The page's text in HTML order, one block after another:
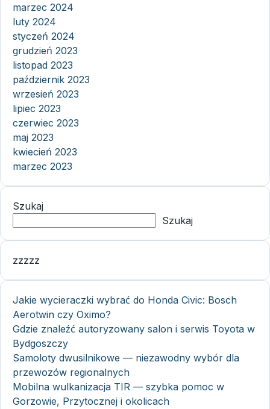
marzec 2024
luty 2024
styczeń 2024
grudzień 2023
listopad 2023
październik 2023
wrzesień 2023
lipiec 2023
czerwiec 2023
maj 2023
kwiecień 2023
marzec 2023
Szukaj
Szukaj
zzzzz
Jakie wycieraczki wybrać do Honda Civic: Bosch
Aerotwin czy Oximo?
Gdzie znaleźć autoryzowany salon i serwis Toyota w
Bydgoszczy
Samoloty dwusilnikowe — niezawodny wybór dla
przewozów regionalnych
Mobilna wulkanizacja TIR — szybka pomoc w
Gorzowie, Przytocznej i okolicach